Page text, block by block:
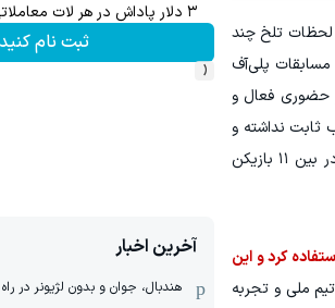
امیدوار به جبران لحظات تلخ چند
مسابقات پلی‌آف
حضوری فعال و
ثابت نداشته و
نظاره‌گر بازی محمدحسین کنعانی و حسین ابرقویی‌نژاد در ترکیب ثابت پرسپولیس بود، با بازگشت اوسمار ویرا دوباره جایگاه خود در بین ۱۱ بازیکن
کرد و این
ملی و تجربه
سهام گوگل سود کسب کنی؟
۳ دلار پاداش در هر لات معاملاتی در بروکر اینوسلو
ثبت نام کنید
‹
آخرین اخبار
هندبال، جوان و بدون لژیونر در راه